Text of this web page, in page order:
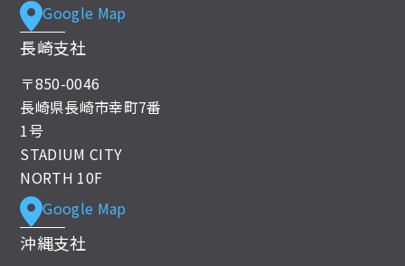
Google Map
長崎支社
〒850-0046
長崎県長崎市幸町7番
1号
STADIUM CITY
NORTH 10F
Google Map
沖縄支社